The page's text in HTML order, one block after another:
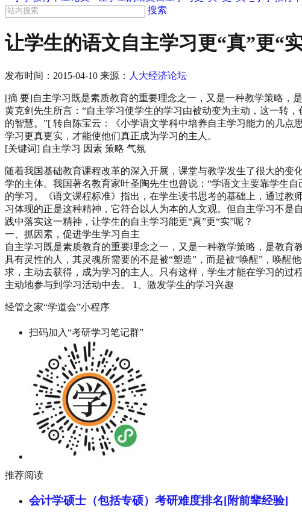
搜索
让学生的语文自主学习更“真”更“
发布时间： 2015-04-10 来源： 人大经济论坛
[摘 要]自主学习既是素质教育的重要理念之一，又是一种教学策略，
黄克剑先生所言：“自主学习使学生的学习由被动变为主动，这一转
的智慧。”[ 转自陈宝云：《小学语文学科中培养自主学习能力的几
学习更真更实，才能使他们真正成为学习的主人。
[关键词] 自主学习 因素 策略 气氛
随着我国基础教育课程改革的深入开展，课堂与教学发生了很大的
学的主体。我国著名教育家叶圣陶先生也曾说：“学语文主要靠学生
的学习。《语文课程标准》指出，在学生读书思考的基础上，通过
习体现的正是这种精神，它符合以人为本的人文观。但自主学习不是
践中落实这一精神，让学生的自主学习能更“真”更“实”呢？
一、抓因素，促进学生学习自主
自主学习既是素质教育的重要理念之一，又是一种教学策略，是教
具有灵性的人，其灵魂所需要的不是被“塑造”，而是被“唤醒”，唤
求，主动去获得，成为学习的主人。只有这样，学生才能在学习的过
主动地参与到学习活动中去。 1、激发学生的学习兴趣
经管之家“学道会”小程序
扫码加入“考研学习笔记群”
推荐阅读
会计学硕士（包括专硕）考研难度排名[附前辈经验]